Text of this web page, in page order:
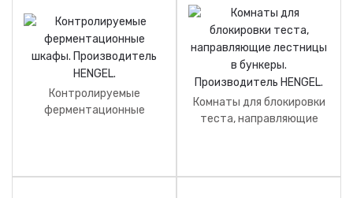
Контролируемые
ферментационные
Комнаты для блокировки
теста, направляющие